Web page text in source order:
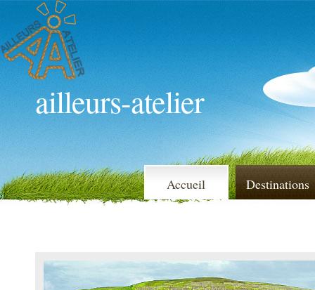
ailleurs-atelier
Accueil Destinations